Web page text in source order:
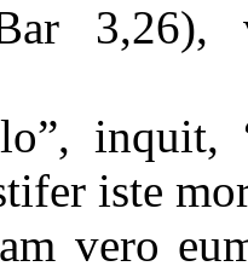
3,26),
inquit,
iste
vero